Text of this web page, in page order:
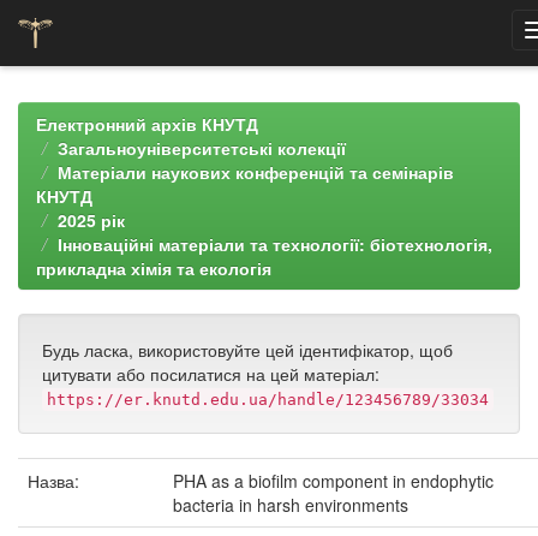
navigationЕлектронний архів КНУТД
Загальноуніверситетські колекції
Матеріали наукових конференцій та семінарів
КНУТД
2025 рік
Інноваційні матеріали та технології: біотехнологія,
прикладна хімія та екологія
Будь ласка, використовуйте цей ідентифікатор, щоб
цитувати або посилатися на цей матеріал:
https://er.knutd.edu.ua/handle/123456789/33034
Назва:
PHA as a biofilm component in endophytic
bacteria in harsh environments